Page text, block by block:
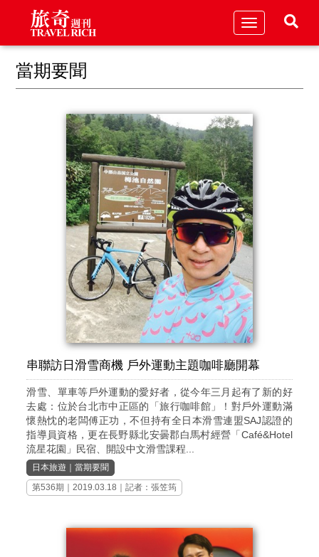
Toggle
當期要聞
串聯訪日滑雪商機 戶外運動主題咖啡廳開幕
滑雪、單車等戶外運動的愛好者，從今年三月起有了新的好
去處：位於台北市中正區的「旅行咖啡館」！對戶外運動滿
懷熱忱的老闆傅正功，不但持有全日本滑雪連盟SAJ認證的
指導員資格，更在長野縣北安曇郡白馬村經營「Café&Hotel
流星花園」民宿、開設中文滑雪課程...
日本旅遊 ｜當期要聞
第536期
｜2019.03.18｜記者：張笠筠